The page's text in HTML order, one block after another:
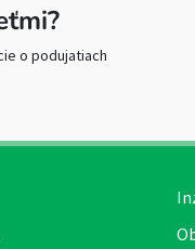
o podujatiach